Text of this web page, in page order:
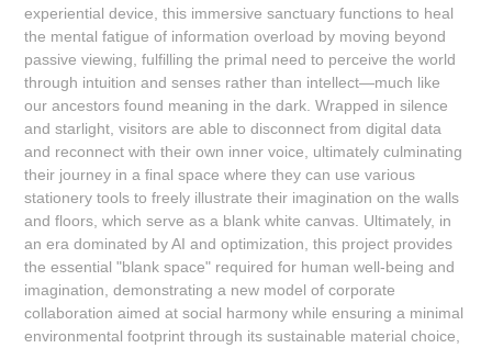
experiential device, this immersive sanctuary functions to heal
the mental fatigue of information overload by moving beyond
passive viewing, fulfilling the primal need to perceive the world
through intuition and senses rather than intellect—much like
our ancestors found meaning in the dark. Wrapped in silence
and starlight, visitors are able to disconnect from digital data
and reconnect with their own inner voice, ultimately culminating
their journey in a final space where they can use various
stationery tools to freely illustrate their imagination on the walls
and floors, which serve as a blank white canvas. Ultimately, in
an era dominated by AI and optimization, this project provides
the essential "blank space" required for human well-being and
imagination, demonstrating a new model of corporate
collaboration aimed at social harmony while ensuring a minimal
environmental footprint through its sustainable material choice,